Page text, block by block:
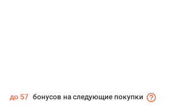
до 57 бонусов на следующие покупки